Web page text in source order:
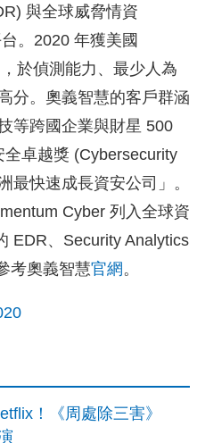
與全球威脅情資
。2020 年獲美國
於偵測能力、最少人為
分。奧義智慧的客戶群涵
等跨國企業與財星 500
卓越獎 (Cybersecurity
最快速成長資安公司」。
Cyber 列入全球資
EDR、Security Analytics
考奧義智慧官網。
！《周處除三害》